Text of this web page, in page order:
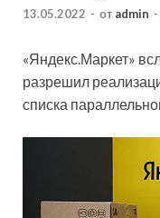
13.05.2022 - от admin -
«Яндекс.Маркет»
разрешил
списка